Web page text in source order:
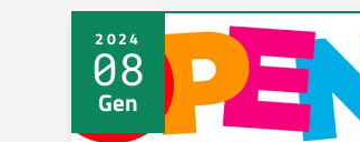
2024
08
Gen